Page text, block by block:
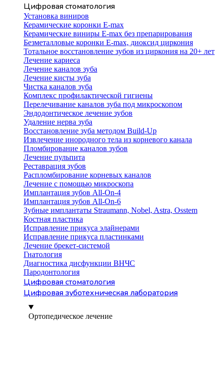
Цифровая стоматология
Установка виниров
Керамические коронки E-max
Керамические виниры E-max без препарирования
Безметалловые коронки Е-max, диоксид циркония
Тотальное восстановление зубов из циркония на 20+ лет
Лечение кариеса
Лечение каналов зуба
Лечение кисты зуба
Чистка каналов зуба
Комплекс профилактической гигиены
Перелечивание каналов зуба под микроскопом
Эндодонтическое лечение зубов
Удаление нерва зуба
Восстановление зуба методом Build-Up
Извлечение инородного тела из корневого канала
Пломбирование каналов зубов
Лечение пульпита
Реставрация зубов
Распломбирование корневых каналов
Лечение с помощью микроскопа
Имплантация зубов All-On-4
Имплантация зубов All-On-6
Зубные имплантаты Straumann, Nobel, Astra, Osstem
Костная пластика
Исправление прикуса элайнерами
Исправление прикуса пластинками
Лечение брекет-системой
Гнатология
Диагностика дисфункции ВНЧС
Пародонтология
Цифровая стоматология
Цифровая зуботехническая лаборатория
Ортопедическое лечение